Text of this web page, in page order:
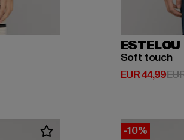
ESTELOU
Soft touch
EUR 44,99
Huidige prijs:
-10%